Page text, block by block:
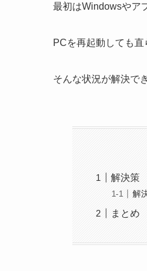
最初はWindowsやア
PCを再起動しても直
そんな状況が解決で
解決策
解
まとめ